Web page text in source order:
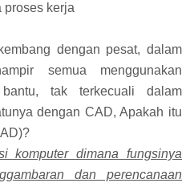
proses kerja
dengan pesat, dalam
semua menggunakan
tak terkecuali dalam
dengan CAD, Apakah itu
komputer dimana fungsinya
dan perencanaan